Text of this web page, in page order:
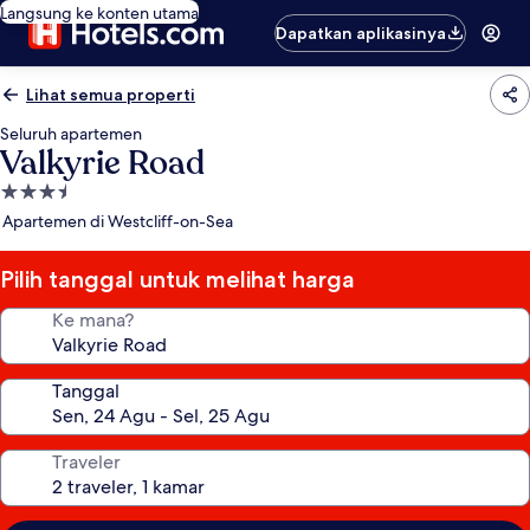
Langsung ke konten utama
Dapatkan aplikasinya
Lihat semua properti
Seluruh apartemen
Valkyrie Road
Properti
bintang
Apartemen di Westcliff-on-Sea
Pilih tanggal untuk melihat harga
Ke mana?
Tanggal
Traveler